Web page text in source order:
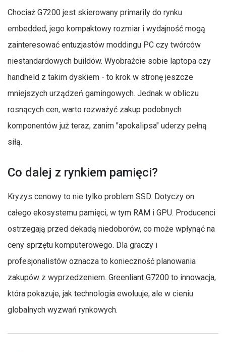
Chociaż G7200 jest skierowany primarily do rynku
embedded, jego kompaktowy rozmiar i wydajność mogą
zainteresować entuzjastów moddingu PC czy twórców
niestandardowych buildów. Wyobraźcie sobie laptopa czy
handheld z takim dyskiem - to krok w stronę jeszcze
mniejszych urządzeń gamingowych. Jednak w obliczu
rosnących cen, warto rozważyć zakup podobnych
komponentów już teraz, zanim "apokalipsa" uderzy pełną
siłą.
Co dalej z rynkiem pamięci?
Kryzys cenowy to nie tylko problem SSD. Dotyczy on
całego ekosystemu pamięci, w tym RAM i GPU. Producenci
ostrzegają przed dekadą niedoborów, co może wpłynąć na
ceny sprzętu komputerowego. Dla graczy i
profesjonalistów oznacza to konieczność planowania
zakupów z wyprzedzeniem. Greenliant G7200 to innowacja,
która pokazuje, jak technologia ewoluuje, ale w cieniu
globalnych wyzwań rynkowych.